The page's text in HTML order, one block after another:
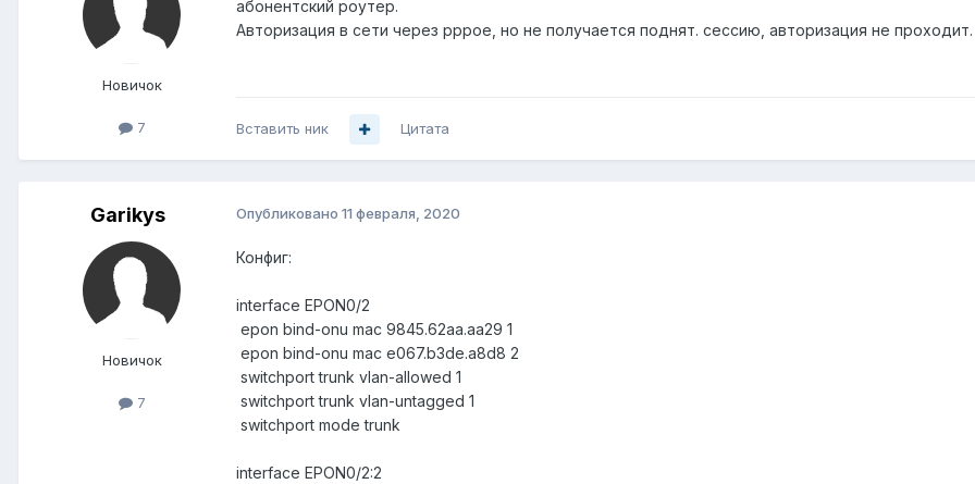
Новичок
7
абонентский роутер.
Авторизация в сети через pppoe, но не получается поднят. сессию, авторизация не проходит.
Вставить ник Цитата
Garikys
Новичок
7
Опубликовано 11 февраля, 2020
Конфиг:
interface EPON0/2
epon bind-onu mac 9845.62aa.aa29 1
epon bind-onu mac e067.b3de.a8d8 2
switchport trunk vlan-allowed 1
switchport trunk vlan-untagged 1
switchport mode trunk
interface EPON0/2:2